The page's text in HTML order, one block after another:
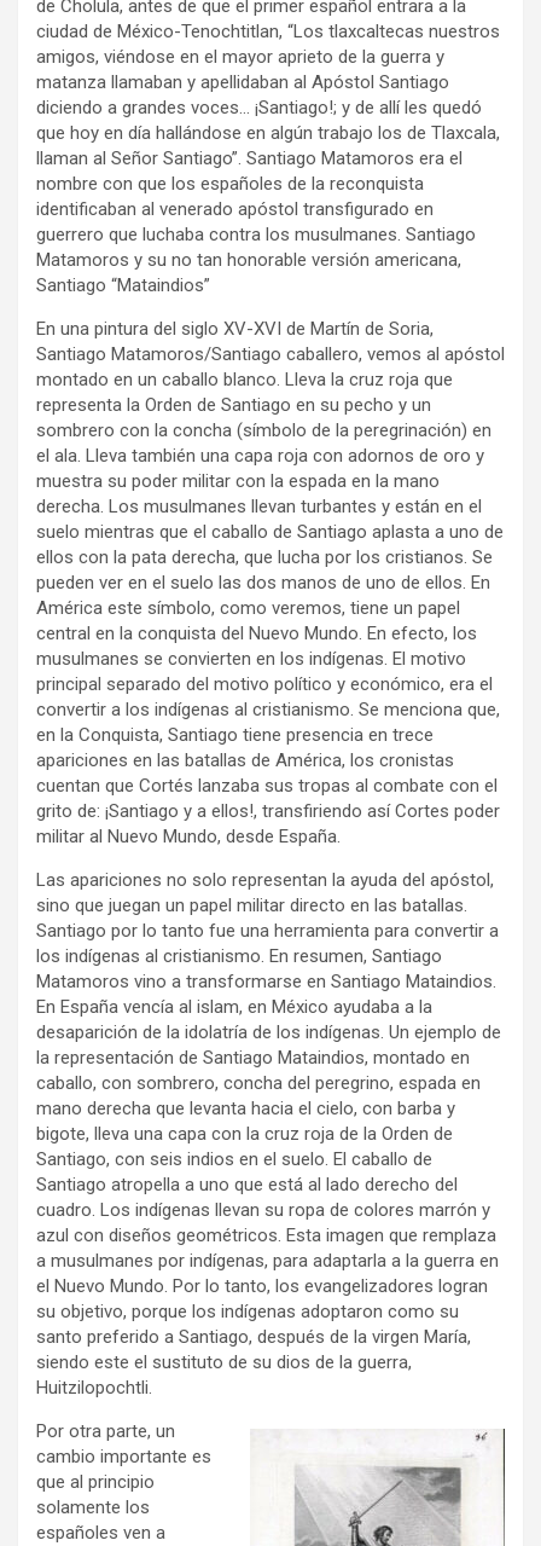
de Cholula, antes de que el primer español entrara a la
ciudad de México-Tenochtitlan, “Los tlaxcaltecas nuestros
amigos, viéndose en el mayor aprieto de la guerra y
matanza llamaban y apellidaban al Apóstol Santiago
diciendo a grandes voces… ¡Santiago!; y de allí les quedó
que hoy en día hallándose en algún trabajo los de Tlaxcala,
llaman al Señor Santiago”. Santiago Matamoros era el
nombre con que los españoles de la reconquista
identificaban al venerado apóstol transfigurado en
guerrero que luchaba contra los musulmanes. Santiago
Matamoros y su no tan honorable versión americana,
Santiago “Mataindios”
En una pintura del siglo XV-XVI de Martín de Soria,
Santiago Matamoros/Santiago caballero, vemos al apóstol
montado en un caballo blanco. Lleva la cruz roja que
representa la Orden de Santiago en su pecho y un
sombrero con la concha (símbolo de la peregrinación) en
el ala. Lleva también una capa roja con adornos de oro y
muestra su poder militar con la espada en la mano
derecha. Los musulmanes llevan turbantes y están en el
suelo mientras que el caballo de Santiago aplasta a uno de
ellos con la pata derecha, que lucha por los cristianos. Se
pueden ver en el suelo las dos manos de uno de ellos. En
América este símbolo, como veremos, tiene un papel
central en la conquista del Nuevo Mundo. En efecto, los
musulmanes se convierten en los indígenas. El motivo
principal separado del motivo político y económico, era el
convertir a los indígenas al cristianismo. Se menciona que,
en la Conquista, Santiago tiene presencia en trece
apariciones en las batallas de América, los cronistas
cuentan que Cortés lanzaba sus tropas al combate con el
grito de: ¡Santiago y a ellos!, transfiriendo así Cortes poder
militar al Nuevo Mundo, desde España.
Las apariciones no solo representan la ayuda del apóstol,
sino que juegan un papel militar directo en las batallas.
Santiago por lo tanto fue una herramienta para convertir a
los indígenas al cristianismo. En resumen, Santiago
Matamoros vino a transformarse en Santiago Mataindios.
En España vencía al islam, en México ayudaba a la
desaparición de la idolatría de los indígenas. Un ejemplo de
la representación de Santiago Mataindios, montado en
caballo, con sombrero, concha del peregrino, espada en
mano derecha que levanta hacia el cielo, con barba y
bigote, lleva una capa con la cruz roja de la Orden de
Santiago, con seis indios en el suelo. El caballo de
Santiago atropella a uno que está al lado derecho del
cuadro. Los indígenas llevan su ropa de colores marrón y
azul con diseños geométricos. Esta imagen que remplaza
a musulmanes por indígenas, para adaptarla a la guerra en
el Nuevo Mundo. Por lo tanto, los evangelizadores logran
su objetivo, porque los indígenas adoptaron como su
santo preferido a Santiago, después de la virgen María,
siendo este el sustituto de su dios de la guerra,
Huitzilopochtli.
Por otra parte, un
cambio importante es
que al principio
solamente los
españoles ven a